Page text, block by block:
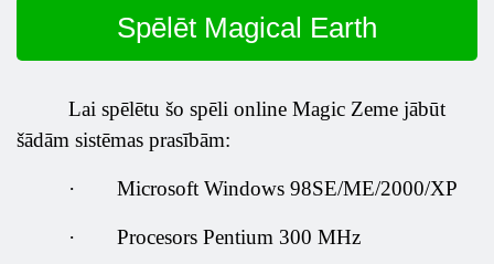
Spēlēt Magical Earth
Lai spēlētu šo spēli online Magic Zeme jābūt
šādām sistēmas prasībām:
· Microsoft Windows 98SE/ME/2000/XP
· Procesors Pentium 300 MHz